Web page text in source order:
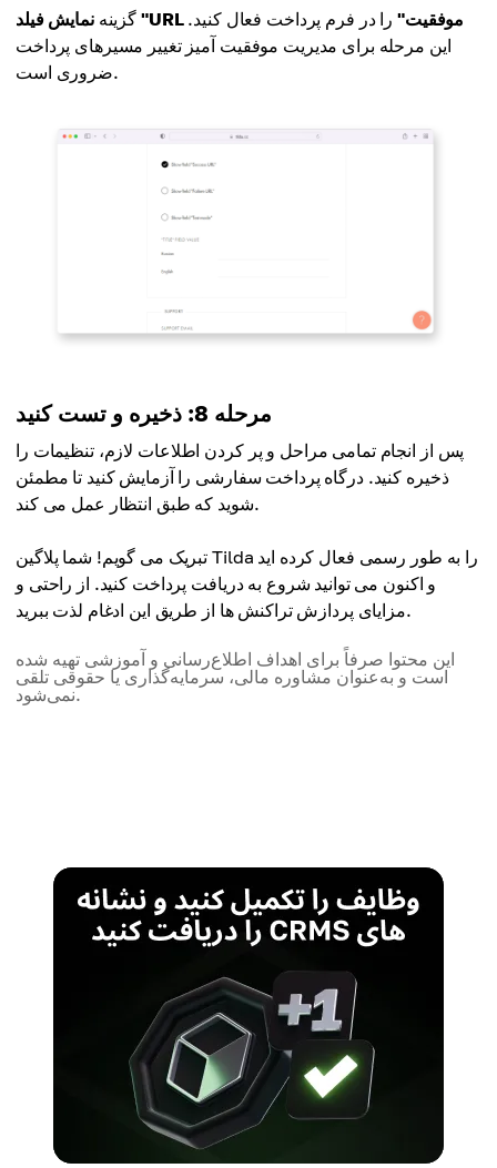
گزینه نمایش فیلد "URL موفقیت"را در فرم پرداخت فعال کنید.
این مرحله برای مدیریت موفقیت آمیز تغییر مسیرهای پرداخت
ضروری است.
مرحله 8: ذخیره و تست کنید
پس از انجام تمامی مراحل و پر کردن اطلاعات لازم، تنظیمات را
ذخیره کنید. درگاه پرداخت سفارشی را آزمایش کنید تا مطمئن
شوید که طبق انتظار عمل می کند.
تبریک می گویم! شما پلاگین Tilda را به طور رسمی فعال کرده اید
و اکنون می توانید شروع به دریافت پرداخت کنید. از راحتی و
مزایای پردازش تراکنش ها از طریق این ادغام لذت ببرید.
این محتوا صرفاً برای اهداف اطلاع‌رسانی و آموزشی تهیه شده
است و به‌عنوان مشاوره مالی، سرمایه‌گذاری یا حقوقی تلقی
نمی‌شود.